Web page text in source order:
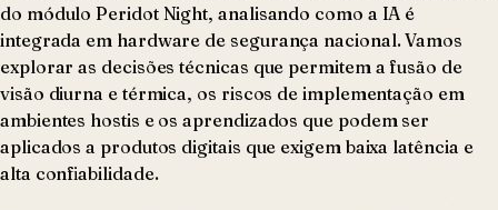
do módulo Peridot Night, analisando como a IA é
integrada em hardware de segurança nacional. Vamos
explorar as decisões técnicas que permitem a fusão de
visão diurna e térmica, os riscos de implementação em
ambientes hostis e os aprendizados que podem ser
aplicados a produtos digitais que exigem baixa latência e
alta confiabilidade.